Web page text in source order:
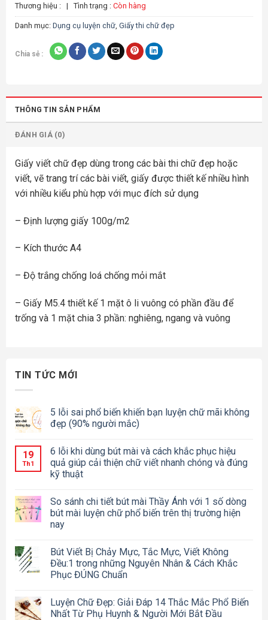
Thương hiệu : | Tình trạng : Còn hàng
Danh mục: Dụng cụ luyện chữ, Giấy thi chữ đẹp
Chia sẻ :
THÔNG TIN SẢN PHẨM
ĐÁNH GIÁ (0)
Giấy viết chữ đẹp dùng trong các bài thi chữ đẹp hoặc
viết, vẽ trang trí các bài viết, giấy được thiết kế nhiều hình
với nhiều kiểu phù hợp với mục đích sử dụng
– Định lượng giấy 100g/m2
– Kích thước A4
– Độ trắng chống loá chống mỏi mắt
– Giấy M5.4 thiết kế 1 mặt ô li vuông có phần đầu để
trống và 1 mặt chia 3 phần: nghiêng, ngang và vuông
TIN TỨC MỚI
5 lỗi sai phổ biến khiến bạn luyện chữ mãi không
đẹp (90% người mắc)
19
Th1
6 lỗi khi dùng bút mài và cách khắc phục hiệu
quả giúp cải thiện chữ viết nhanh chóng và đúng
kỹ thuật
So sánh chi tiết bút mài Thầy Ánh với 1 số dòng
bút mài luyện chữ phổ biến trên thị trường hiện
nay
Bút Viết Bị Chảy Mực, Tắc Mực, Viết Không
Đều:1 trong những Nguyên Nhân & Cách Khắc
Phục ĐÚNG Chuẩn
Luyện Chữ Đẹp: Giải Đáp 14 Thắc Mắc Phổ Biến
Nhất Từ Phụ Huynh & Người Mới Bắt Đầu